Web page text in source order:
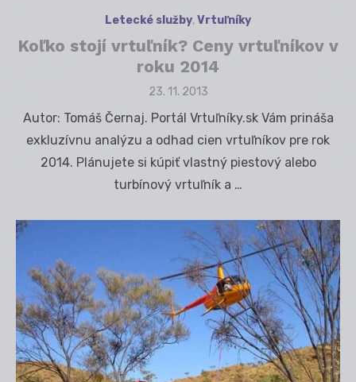
Letecké služby,Vrtuľníky
Koľko stojí vrtuľník? Ceny vrtuľníkov v
roku 2014
Posted
23. 11. 2013
Autor: Tomáš Černaj. Portál Vrtuľníky.sk Vám prináša
exkluzívnu analýzu a odhad cien vrtuľníkov pre rok
2014. Plánujete si kúpiť vlastný piestový alebo
turbínový vrtuľník a …